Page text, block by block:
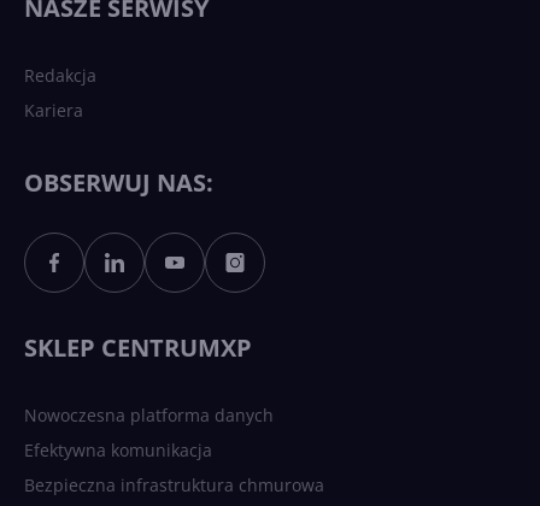
Sztuczna inteligencja po
polsku. Dość barier
NASZE SERWISY
Redakcja
Kariera
OBSERWUJ NAS:
SKLEP CENTRUMXP
Nowoczesna platforma danych
Efektywna komunikacja
Bezpieczna infrastruktura chmurowa